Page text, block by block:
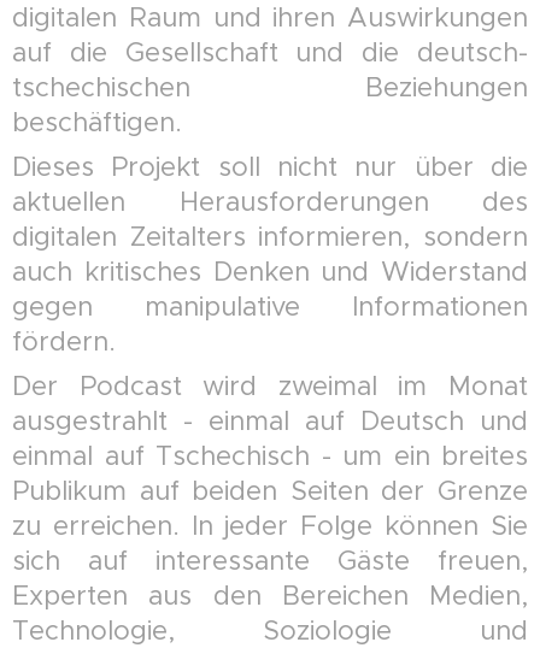
digitalen Raum und ihren Auswirkungen
auf die Gesellschaft und die deutsch-
tschechischen Beziehungen
beschäftigen.
Dieses Projekt soll nicht nur über die
aktuellen Herausforderungen des
digitalen Zeitalters informieren, sondern
auch kritisches Denken und Widerstand
gegen manipulative Informationen
fördern.
Der Podcast wird zweimal im Monat
ausgestrahlt - einmal auf Deutsch und
einmal auf Tschechisch - um ein breites
Publikum auf beiden Seiten der Grenze
zu erreichen. In jeder Folge können Sie
sich auf interessante Gäste freuen,
Experten aus den Bereichen Medien,
Technologie, Soziologie und